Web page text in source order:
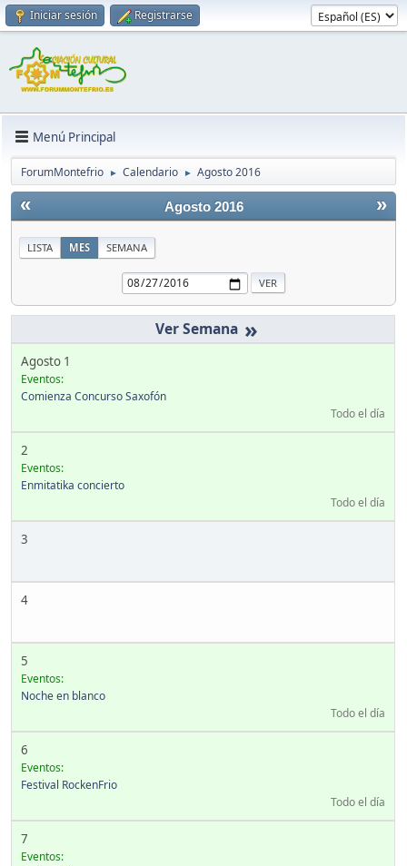
Iniciar sesión Registrarse
Menú Principal
ForumMontefrio ► Calendario ► Agosto 2016
« »
Agosto 2016
LISTA MES SEMANA
»
Agosto 1
Eventos:
Comienza Concurso Saxofón
Todo el día
2
Eventos:
Enmitatika concierto
Todo el día
3
4
5
Eventos:
Noche en blanco
Todo el día
6
Eventos:
Festival RockenFrio
Todo el día
7
Eventos: